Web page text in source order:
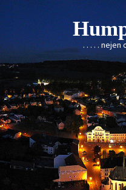
Skip
to
content
. . . . . nejen